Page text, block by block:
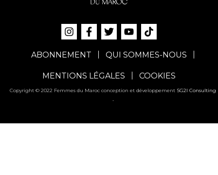
ABONNEMENT QUI SOMMES-NOUS
MENTIONS LÉGALES COOKIES
Copyright © 2022 Femmes du Maroc conception et développement SG2I Consulting